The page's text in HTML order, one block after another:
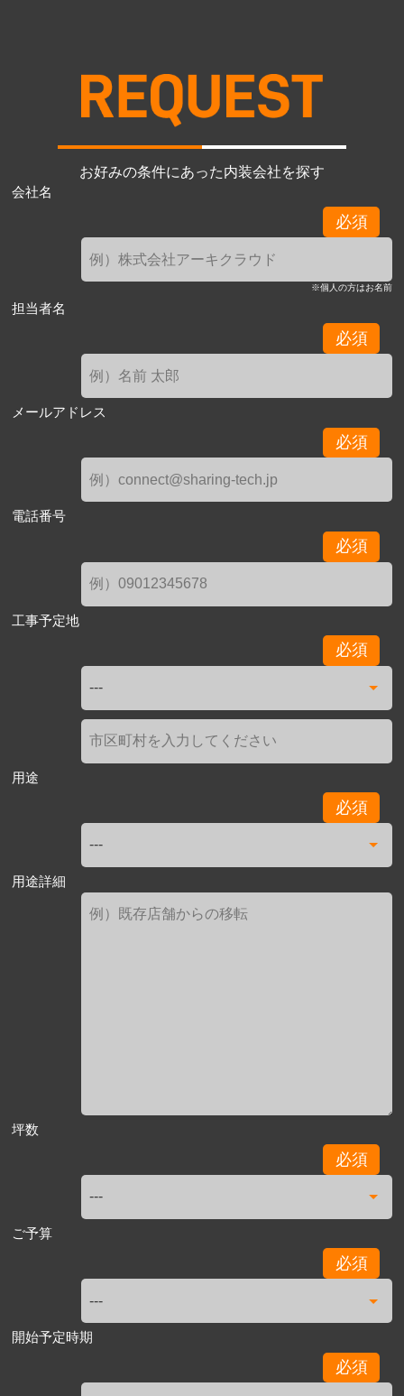
お好みの条件にあった内装会社を探す
会社名
必須
※個人の方はお名前
担当者名
必須
メールアドレス
必須
電話番号
必須
工事予定地
必須
用途
必須
用途詳細
坪数
必須
ご予算
必須
開始予定時期
必須